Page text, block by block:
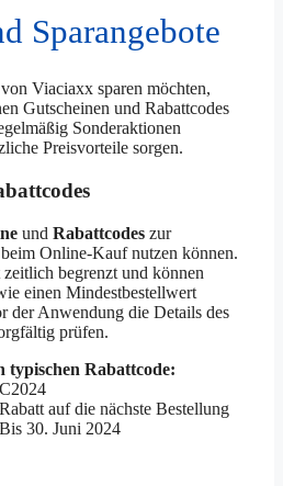
Sparangebote
Viaciaxx sparen möchten,
Gutscheinen und Rabattcodes
Sonderaktionen
Preisvorteile sorgen.
und Rabattcodes zur
Online-Kauf nutzen können.
begrenzt und können
einen Mindestbestellwert
der Anwendung die Details des
prüfen.
typischen Rabattcode:
auf die nächste Bestellung
30. Juni 2024